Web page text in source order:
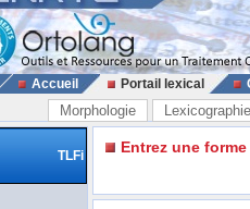
Accueil Portail lexical
Morphologie Lexicographie
TLFi Entrez une forme